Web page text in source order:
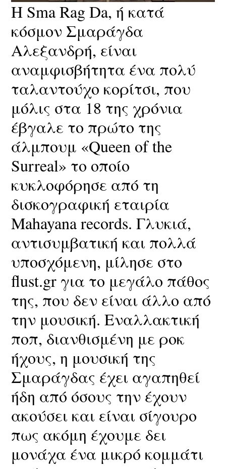
Η Sma Rag Da, ή κατά
κόσμον Σμαράγδα
Αλεξανδρή, είναι
αναμφισβήτητα ένα πολύ
ταλαντούχο κορίτσι, που
μόλις στα 18 της χρόνια
έβγαλε το πρώτο της
άλμπουμ «Queen of the
Surreal» το οποίο
κυκλοφόρησε από τη
δισκογραφική εταιρία
Mahayana records. Γλυκιά,
αντισυμβατική και πολλά
υποσχόμενη, μίλησε στο
flust.gr για το μεγάλο πάθος
της, που δεν είναι άλλο από
την μουσική. Εναλλακτική
ποπ, διανθισμένη με ροκ
ήχους, η μουσική της
Σμαράγδας έχει αγαπηθεί
ήδη από όσους την έχουν
ακούσει και είναι σίγουρο
πως ακόμη έχουμε δει
μονάχα ένα μικρό κομμάτι